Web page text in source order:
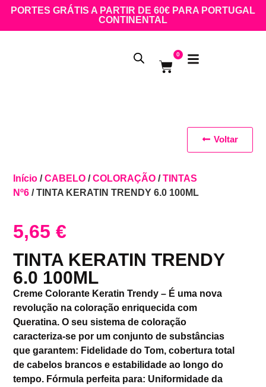
PORTES GRÁTIS A PARTIR DE 60€ PARA PORTUGAL
CONTINENTAL
0
Início /CABELO /COLORAÇÃO /TINTAS
Nº6 / TINTA KERATIN TRENDY 6.0 100ML
5,65€
TINTA KERATIN TRENDY
6.0 100ML
Creme Colorante Keratin Trendy – É uma nova
revolução na coloração enriquecida com
Queratina. O seu sistema de coloração
caracteriza-se por um conjunto de substâncias
que garantem: Fidelidade do Tom, cobertura total
de cabelos brancos e estabilidade ao longo do
tempo. Fórmula perfeita para: Uniformidade da
Voltar